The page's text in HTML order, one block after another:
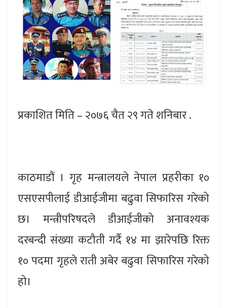
प्रकाशित मिति – २०७६ चैत २९ गते शनिबार .
काठमाडौं । गृह मन्त्रालयले नेपाल प्रहरीका १०
एसएसपीलाई डीआईजीमा बढुवा सिफारिस गरेको
छ। मन्त्रीपरिषदले डीआईजीको अनावश्यक
दरबन्दी संख्या कटौती गर्दै १४ मा झारेपछि रिक्त
१० पदमा गृहले राती अबेर बढुवा सिफारिस गरेको
हो।